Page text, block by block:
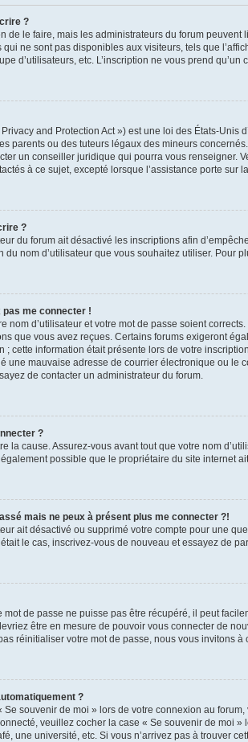
?
de le faire, mais les administrateurs du forum
ne sont pas disponibles aux visiteurs, tels que
d’utilisateurs, etc. L’inscription ne vous prend
and Protection Act ») est une loi des États-
parents ou des tuteurs légaux des mineurs
un conseiller juridique qui pourra vous renseigner.
à ce sujet, excepté lorsque l’assistance porte sur
?
du forum ait désactivé les inscriptions afin
du nom d’utilisateur que vous souhaitez utiliser. Pour
me connecter !
nom d’utilisateur et votre mot de passe soient
que vous avez reçues. Certains forums exigeront
; cette information était présente lors de votre
une mauvaise adresse de courrier électronique ou le
de contacter un administrateur du forum.
?
la cause. Assurez-vous avant tout que votre nom
possible que le propriétaire du site internet
mais ne peux à présent plus me connecter ?!
ait désactivé ou supprimé votre compte pour une
le cas, inscrivez-vous de nouveau et essayez de
de passe ne puisse pas être récupéré, il peut
être en mesure de pouvoir vous connecter de
réinitialiser votre mot de passe, nous vous invitons à
?
souvenir de moi » lors de votre connexion au
veuillez cocher la case « Se souvenir de moi
une université, etc. Si vous n’arrivez pas à trouver